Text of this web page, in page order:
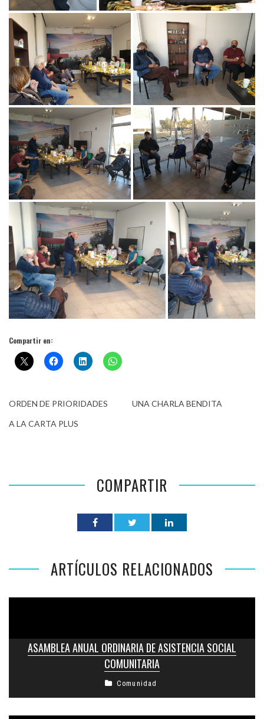
Compartir en:
ORDEN DE PRIORIDADES
UNA CHARLA BENDITA
A LA CARTA PLUS
COMPARTIR
ARTÍCULOS RELACIONADOS
ASAMBLEA ANUAL ORDINARIA DE ASISTENCIA SOCIAL
COMUNITARIA
Comunidad